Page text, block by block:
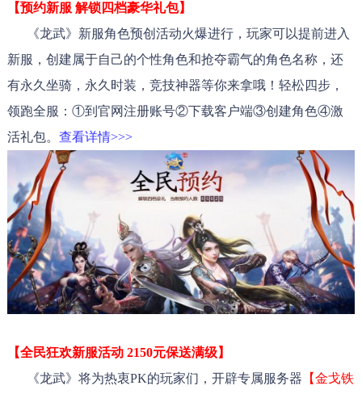
【预约新服 解锁四档豪华礼包】
《龙武》新服角色预创活动火爆进行，玩家可以提前进入
新服，创建属于自己的个性角色和抢夺霸气的角色名称，还
有永久坐骑，永久时装，竞技神器等你来拿哦！轻松四步，
领跑全服：①到官网注册账号②下载客户端③创建角色④激
活礼包。 查看详情>>>
【全民狂欢新服活动 2150元保送满级】
《龙武》将为热衷PK的玩家们，开辟专属服务器 【金戈铁